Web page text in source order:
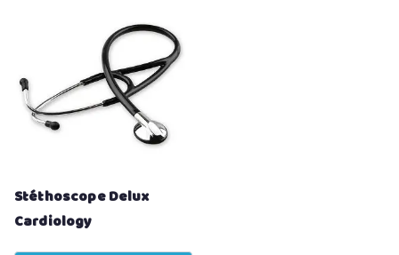
Stéthoscope Delux
Cardiology